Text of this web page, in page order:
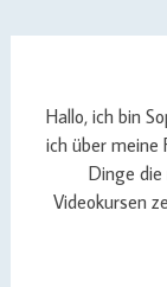
Hallo, ich bin
ich über meine
Dinge
Videokursen